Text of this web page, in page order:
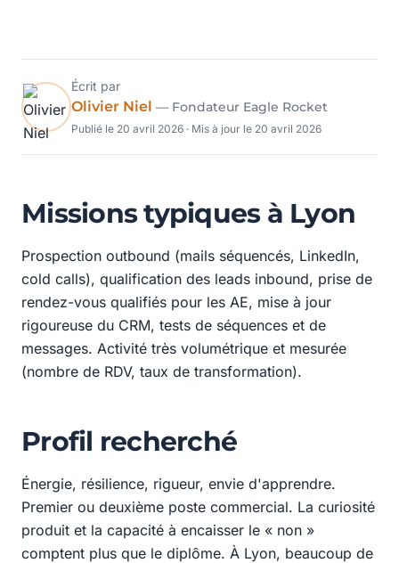
Écrit par
Olivier Niel — Fondateur Eagle Rocket
Publié le 20 avril 2026 · Mis à jour le 20 avril 2026
Missions typiques à Lyon
Prospection outbound (mails séquencés, LinkedIn,
cold calls), qualification des leads inbound, prise de
rendez-vous qualifiés pour les AE, mise à jour
rigoureuse du CRM, tests de séquences et de
messages. Activité très volumétrique et mesurée
(nombre de RDV, taux de transformation).
Profil recherché
Énergie, résilience, rigueur, envie d'apprendre.
Premier ou deuxième poste commercial. La curiosité
produit et la capacité à encaisser le « non »
comptent plus que le diplôme. À Lyon, beaucoup de